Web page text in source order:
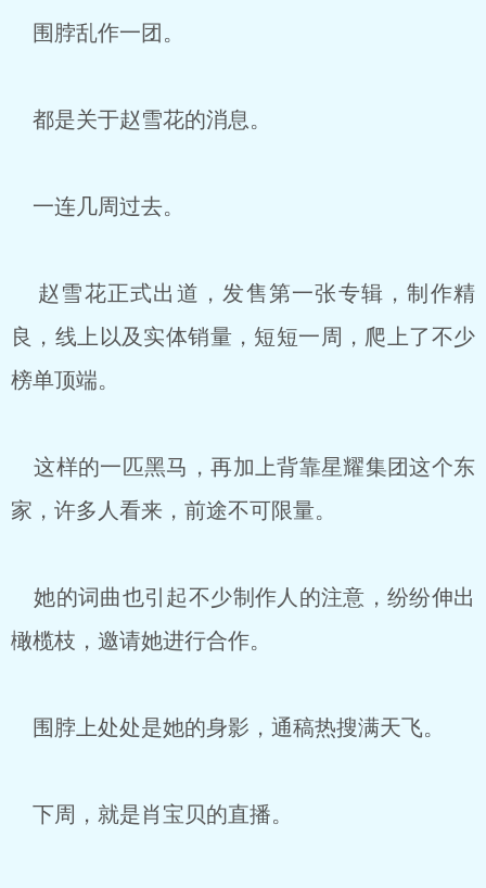
围脖乱作一团。
都是关于赵雪花的消息。
一连几周过去。
赵雪花正式出道，发售第一张专辑，制作精
良，线上以及实体销量，短短一周，爬上了不少
榜单顶端。
这样的一匹黑马，再加上背靠星耀集团这个东
家，许多人看来，前途不可限量。
她的词曲也引起不少制作人的注意，纷纷伸出
橄榄枝，邀请她进行合作。
围脖上处处是她的身影，通稿热搜满天飞。
下周，就是肖宝贝的直播。